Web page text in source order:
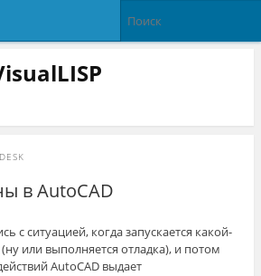
в AutoCAD
с ситуацией, когда запускается какой-
или выполняется отладка), и потом
AutoCAD выдает